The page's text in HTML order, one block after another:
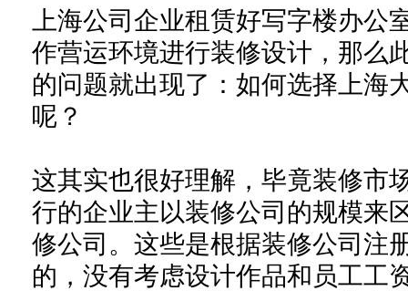
上海公司企业租赁好写字楼办
作营运环境进行装修设计，那么
的问题就出现了：如何选择上海
呢？
这其实也很好理解，毕竟装修市
行的企业主以装修公司的规模来
修公司。这些是根据装修公司注
的，没有考虑设计作品和 员工工